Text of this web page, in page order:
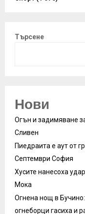
Търсене
Нови
Огън и задимяване
Сливен
Пиедраита е аут от
Септември София
Хусите нанесоха
Мока
Огнена нощ в
огнеборци гасиха и